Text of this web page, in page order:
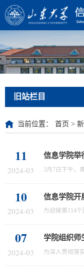
旧站栏目
当前位置： 首页 >
11
2024-03
信息学院举
10
2024-03
信息学院开
07
2024-03